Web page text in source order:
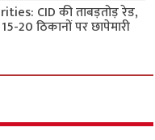
CID की ताबड़तोड़ रेड,
20 ठिकानों पर छापेमारी